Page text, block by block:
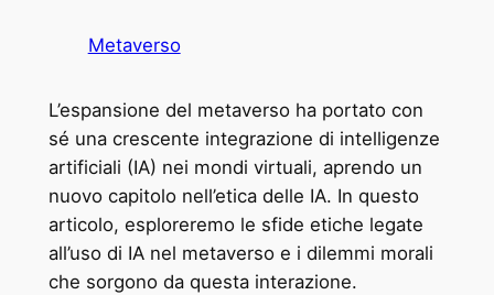
Metaverso
L’espansione del metaverso ha portato con
sé una crescente integrazione di intelligenze
artificiali (IA) nei mondi virtuali, aprendo un
nuovo capitolo nell’etica delle IA. In questo
articolo, esploreremo le sfide etiche legate
all’uso di IA nel metaverso e i dilemmi morali
che sorgono da questa interazione.